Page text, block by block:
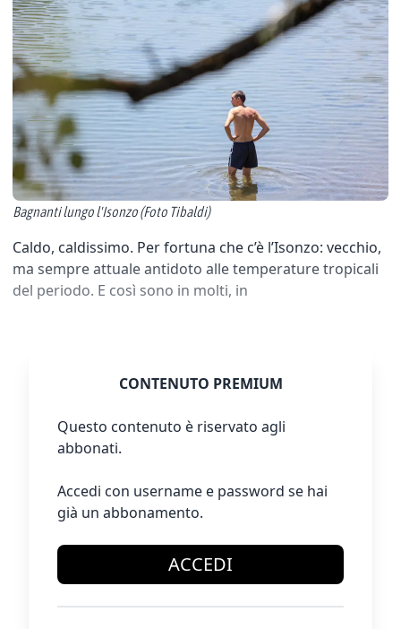
Bagnanti lungo l'Isonzo (Foto Tibaldi)
Caldo, caldissimo. Per fortuna che c’è l’Isonzo: vecchio,
ma sempre attuale antidoto alle temperature tropicali
del periodo. E così sono in molti, in
CONTENUTO PREMIUM
Questo contenuto è riservato agli
abbonati.
Accedi con username e password se hai
già un abbonamento.
ACCEDI